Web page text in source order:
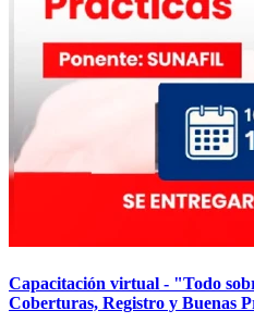
Capacitación virtual - "Todo
Coberturas, Registro y Buenas